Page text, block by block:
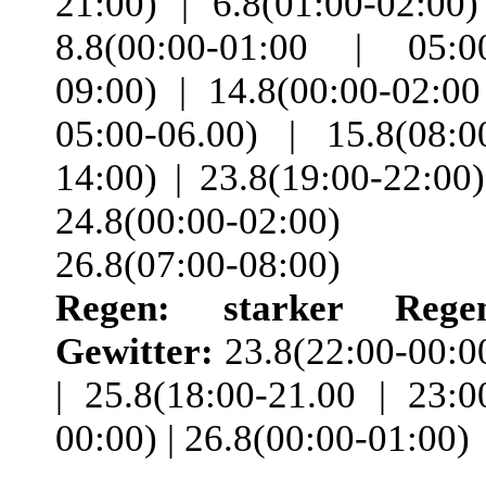
8.8(00:00-01:00 |
09:00) | 14.8(00:00-
05:00-06.00) |
14:00) | 23.8(19:00-
24.8(00:00-
26.8(07:00-08:00)
Regen:
starker
Gewitter: 23.8(22:00-
| 25.8(18:00-21.00 |
00:00) | 26.8(00:00-01:00)